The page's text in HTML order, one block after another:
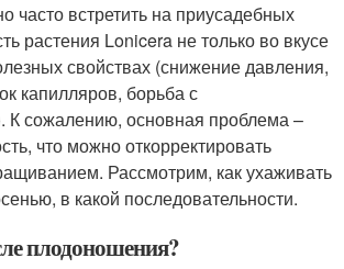
часто встретить на приусадебных
растения Lonicera не только во вкусе
свойствах (снижение давления,
капилляров, борьба с
К сожалению, основная проблема –
что можно откорректировать
Рассмотрим, как ухаживать
в какой последовательности.
плодоношения?